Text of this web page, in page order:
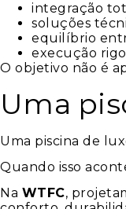
integração
soluções
equilíbrio
execução
O objetivo não é
Uma
Uma piscina de
Quando isso
Na WTFC,